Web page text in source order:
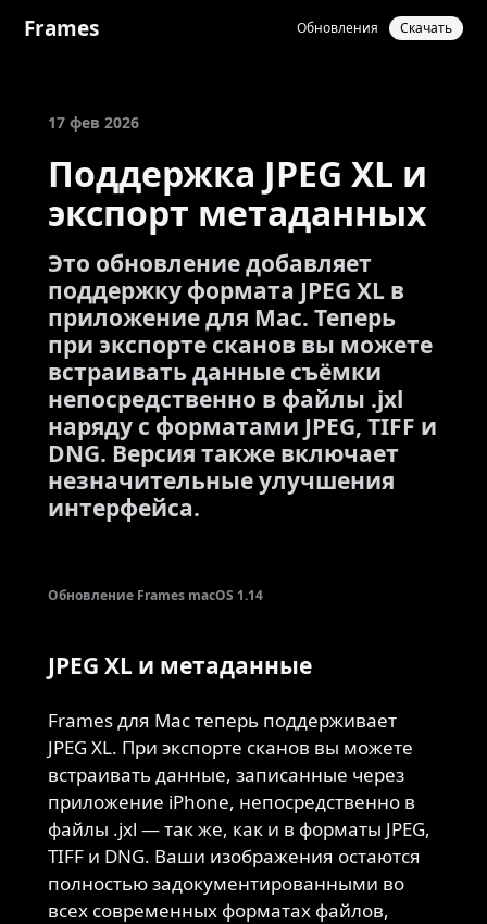
Frames Обновления Скачать
17 фев 2026
Поддержка JPEG XL и
экспорт метаданных
Это обновление добавляет
поддержку формата JPEG XL в
приложение для Mac. Теперь
при экспорте сканов вы можете
встраивать данные съёмки
непосредственно в файлы .jxl
наряду с форматами JPEG, TIFF и
DNG. Версия также включает
незначительные улучшения
интерфейса.
Обновление Frames macOS 1.14
JPEG XL и метаданные
Frames для Mac теперь поддерживает
JPEG XL. При экспорте сканов вы можете
встраивать данные, записанные через
приложение iPhone, непосредственно в
файлы .jxl — так же, как и в форматы JPEG,
TIFF и DNG. Ваши изображения остаются
полностью задокументированными во
всех современных форматах файлов,